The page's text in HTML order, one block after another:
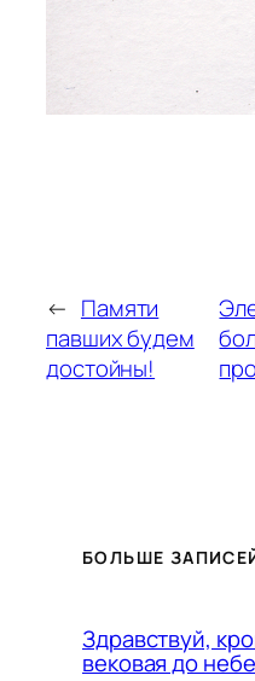
← Памяти
павших будем
достойны!
БОЛЬШЕ
Здравствуй,
вековая до